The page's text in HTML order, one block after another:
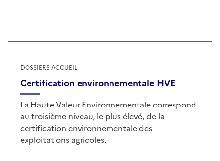
Certification environnementale HVE
DOSSIERS ACCUEIL
La Haute Valeur Environnementale correspond
au troisième niveau, le plus élevé, de la
certification environnementale des
exploitations agricoles.